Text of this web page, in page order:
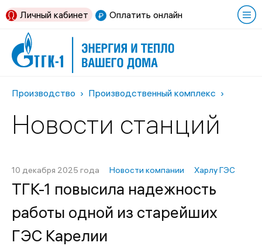
Оплатить онлайн
Личный кабинет
Производство Производственный комплекс
Новости станций
10 декабря 2025 года Новости компании Харлу ГЭС
ТГК-1 повысила надежность
работы одной из старейших
ГЭС Карелии